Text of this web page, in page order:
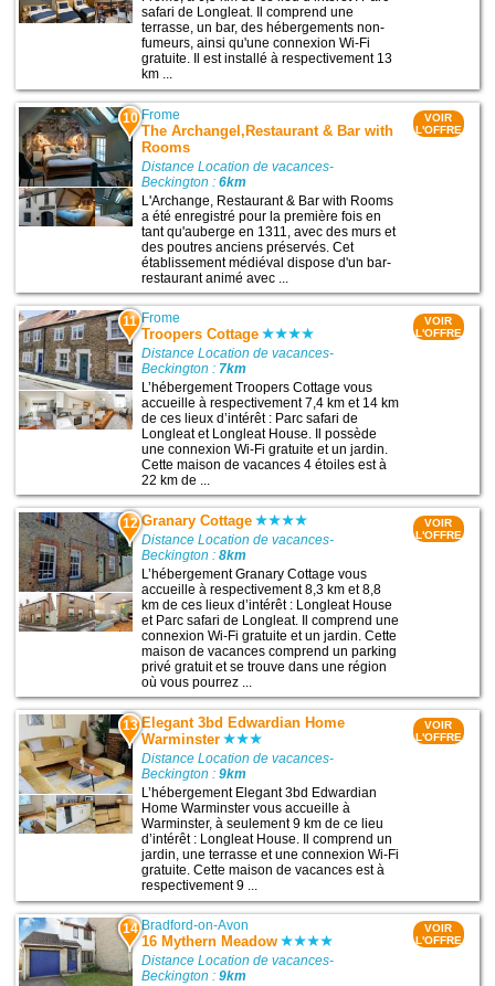
safari de Longleat. Il comprend une
terrasse, un bar, des hébergements non-
fumeurs, ainsi qu'une connexion Wi-Fi
gratuite. Il est installé à respectivement 13
km ...
10 Frome
The Archangel,Restaurant & Bar with
Rooms
Distance Location de vacances-
Beckington :6km
L'Archange, Restaurant & Bar with Rooms
a été enregistré pour la première fois en
tant qu'auberge en 1311, avec des murs et
des poutres anciens préservés. Cet
établissement médiéval dispose d'un bar-
restaurant animé avec ...
VOIR
L'OFFRE
11 Frome
Troopers Cottage
Distance Location de vacances-
Beckington : 7km
L’hébergement Troopers Cottage vous
accueille à respectivement 7,4 km et 14 km
de ces lieux d’intérêt : Parc safari de
Longleat et Longleat House. Il possède
une connexion Wi-Fi gratuite et un jardin.
Cette maison de vacances 4 étoiles est à
22 km de ...
VOIR
L'OFFRE
12 Granary Cottage
Distance Location de vacances-
Beckington :8km
L’hébergement Granary Cottage vous
accueille à respectivement 8,3 km et 8,8
km de ces lieux d’intérêt : Longleat House
et Parc safari de Longleat. Il comprend une
connexion Wi-Fi gratuite et un jardin. Cette
maison de vacances comprend un parking
privé gratuit et se trouve dans une région
où vous pourrez ...
VOIR
L'OFFRE
13 Elegant 3bd Edwardian Home
Warminster
Distance Location de vacances-
Beckington :9km
L’hébergement Elegant 3bd Edwardian
Home Warminster vous accueille à
Warminster, à seulement 9 km de ce lieu
d’intérêt : Longleat House. Il comprend un
jardin, une terrasse et une connexion Wi-Fi
gratuite. Cette maison de vacances est à
respectivement 9 ...
VOIR
L'OFFRE
14 Bradford-on-Avon
16 Mythern Meadow
Distance Location de vacances-
Beckington :9km
VOIR
L'OFFRE